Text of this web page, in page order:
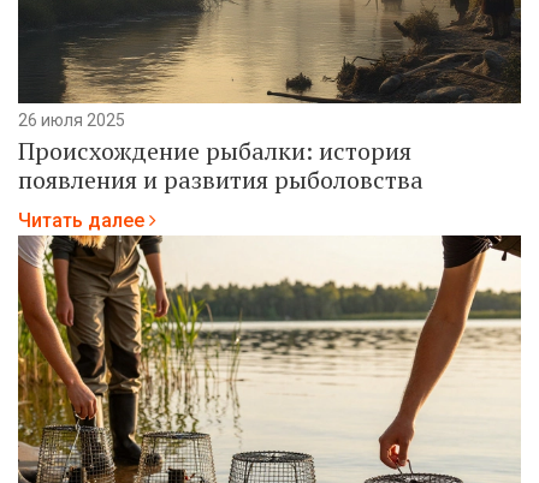
26 июля 2025
Происхождение рыбалки: история
появления и развития рыболовства
Читать далее